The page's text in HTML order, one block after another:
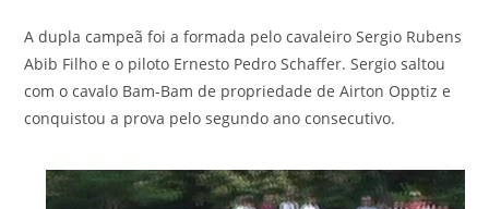
A dupla campeã foi a formada pelo cavaleiro Sergio Rubens
Abib Filho e o piloto Ernesto Pedro Schaffer. Sergio saltou
com o cavalo Bam-Bam de propriedade de Airton Opptiz e
conquistou a prova pelo segundo ano consecutivo.